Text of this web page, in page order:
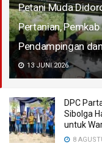
Petani Muda
Pertanian, Pemkab
Pendampingan
13 JUNI 2026
DPC
Sibolga
untuk
8